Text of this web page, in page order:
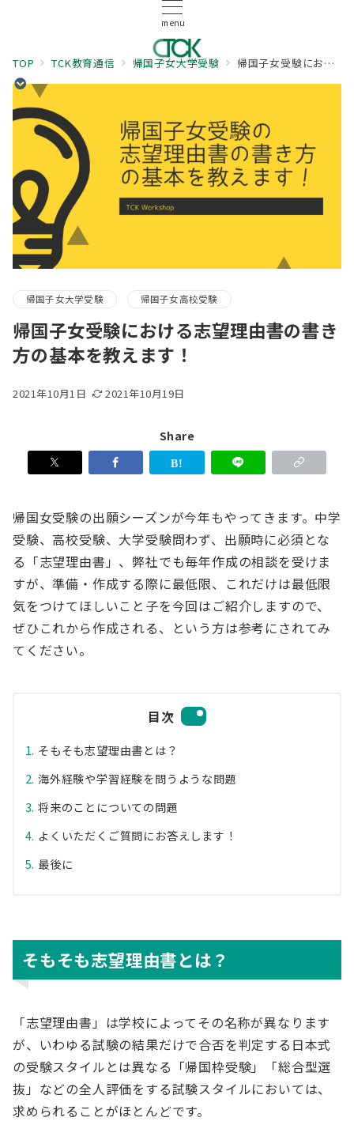
menu
TOP TCK教育通信 帰国子女大学受験 帰国子女受験における志望理由書の書き方の基本を教えます！
帰国子女大学受験 帰国子女高校受験
帰国子女受験における志望理由書の書き
方の基本を教えます！
2021年10月1日 2021年10月19日
Share
帰国女受験の出願シーズンが今年もやってきます。中学
受験、高校受験、大学受験問わず、出願時に必須とな
る「志望理由書」、弊社でも毎年作成の相談を受けま
すが、準備・作成する際に最低限、これだけは最低限
気をつけてほしいこと子を今回はご紹介しますので、
ぜひこれから作成される、という方は参考にされてみ
てください。
目次
そもそも志望理由書とは？
海外経験や学習経験を問うような問題
将来のことについての問題
よくいただくご質問にお答えします！
最後に
そもそも志望理由書とは？
「志望理由書」は学校によってその名称が異なります
が、いわゆる試験の結果だけで合否を判定する日本式
の受験スタイルとは異なる「帰国枠受験」「総合型選
抜」などの全人評価をする試験スタイルにおいては、
求められることがほとんどです。